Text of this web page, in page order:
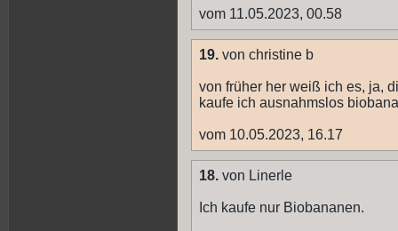
vom 11.05.2023, 00.58
19. von christine b
von früher her weiß ich es, ja,
kaufe ich ausnahmslos
vom 10.05.2023, 16.17
18. von Linerle
Ich kaufe nur Biobananen.